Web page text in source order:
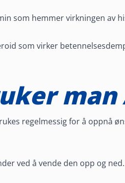
som hemmer virkningen av
som virker
regelmessig for å oppnå
ved å vende den opp og ned.